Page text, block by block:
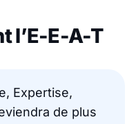
l’E-E-A-T
Expertise,
de plus